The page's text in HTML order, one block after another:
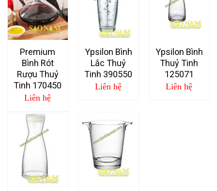
Premium
Bình Rót
Rượu Thuỷ
Tinh 170450
Liên hệ
Ypsilon Bình
Lắc Thuỷ
Tinh 390550
Liên hệ
Ypsilon Bình
Thuỷ Tinh
125071
Liên hệ